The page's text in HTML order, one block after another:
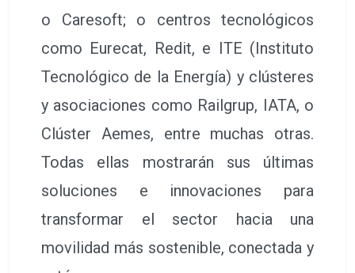
o Caresoft; o centros tecnológicos
como Eurecat, Redit, e ITE (Instituto
Tecnológico de la Energía) y clústeres
y asociaciones como Railgrup, IATA, o
Clúster Aemes, entre muchas otras.
Todas ellas mostrarán sus últimas
soluciones e innovaciones para
transformar el sector hacia una
movilidad más sostenible, conectada y